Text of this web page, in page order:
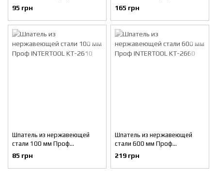
INTERTOOL KT-2613
95 грн
INTERTOOL KT-2635
165 грн
Шпатель из нержавеющей
стали 100 мм Проф
INTERTOOL KT-2610
85 грн
Шпатель из нержавеющей
стали 600 мм Проф
INTERTOOL KT-2660
219 грн